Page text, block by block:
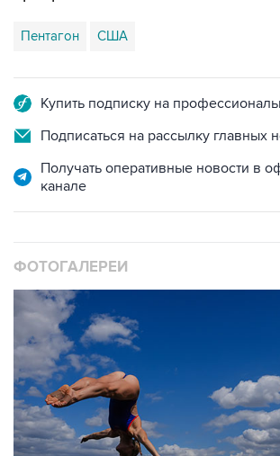
Пентагон США
Купить подписку на
Подписаться на рассылку главных
Получать оперативные новости в
канале
ФОТОГАЛЕРЕИ